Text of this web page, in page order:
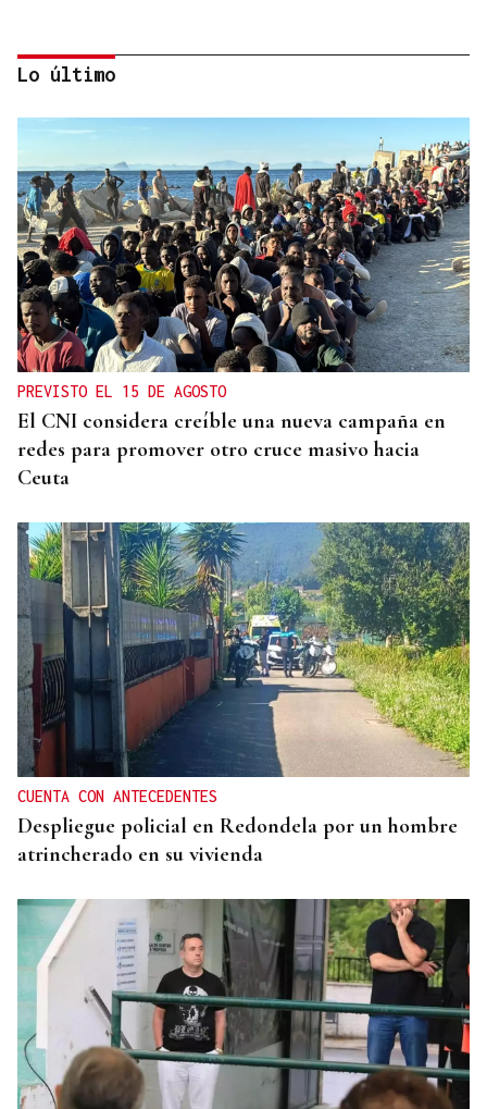
ANULADA A GAVILANES
Nuevo varapalo a Jácome: tumban la adjudicación
del autobús urbano de Ourense
Lo último
PREVISTO EL 15 DE AGOSTO
El CNI considera creíble una nueva campaña en
redes para promover otro cruce masivo hacia
Ceuta
CUENTA CON ANTECEDENTES
Despliegue policial en Redondela por un hombre
atrincherado en su vivienda